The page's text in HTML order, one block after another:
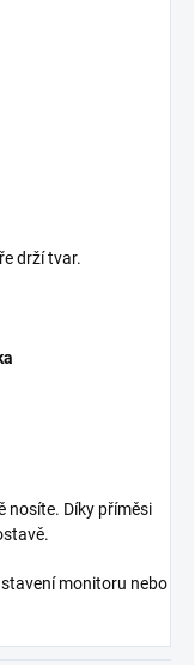
drží tvar.
nosíte. Díky příměsi
monitoru nebo